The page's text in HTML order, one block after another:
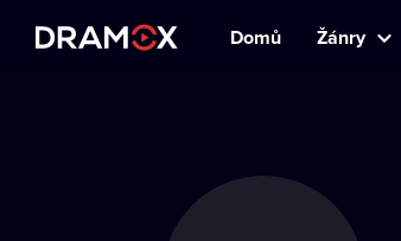
Domů Žánry